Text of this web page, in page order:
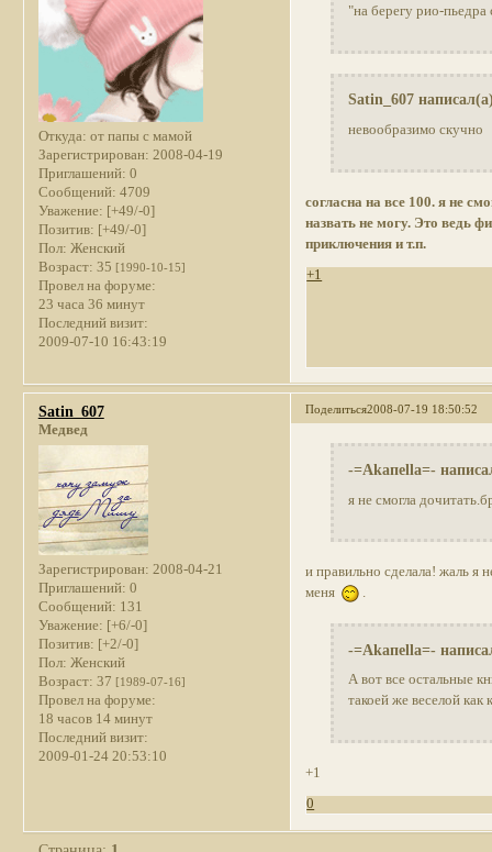
Откуда: от папы с мамой
Зарегистрирован: 2008-04-19
Приглашений: 0
Сообщений: 4709
Уважение: [+49/-0]
Позитив: [+49/-0]
Пол: Женский
Возраст: 35 [1990-10-15]
Провел на форуме:
23 часа 36 минут
Последний визит:
2009-07-10 16:43:19
"на берегу рио-пьедра
Satin_607
невообразимо скучно
согласна на все 100. я не
назвать не могу. Это ведь
приключения и т.п.
+1
Поделиться2008-07-19 18:50:52
Satin_607
Медвед
Зарегистрирован: 2008-04-21
Приглашений: 0
Сообщений: 131
Уважение: [+6/-0]
Позитив: [+2/-0]
Пол: Женский
Возраст: 37 [1989-07-16]
Провел на форуме:
18 часов 14 минут
Последний визит:
2009-01-24 20:53:10
-=Akaпella=-
я не смогла
и правильно сделала! жаль я
меня
.
-=Akaпella=-
А вот все остальные
такоей же веселой
+1
0